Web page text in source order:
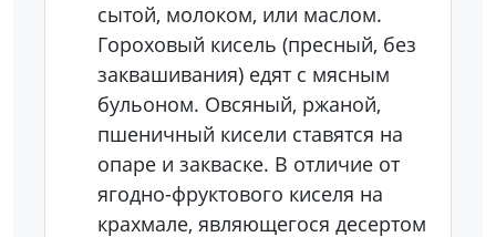
сытой, молоком, или маслом.
Гороховый кисель (пресный, без
заквашивания) едят с мясным
бульоном. Овсяный, ржаной,
пшеничный кисели ставятся на
опаре и закваске. В отличие от
ягодно-фруктового киселя на
крахмале, являющегося десертом